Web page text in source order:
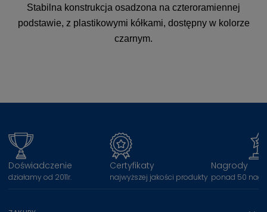
Stabilna konstrukcja osadzona na czteroramiennej
podstawie, z plastikowymi kółkami, dostępny w kolorze
czarnym.
Doświadczenie
działamy od 2011r.
Certyfikaty
najwyższej jakości produkty
Nagrody
ponad 50